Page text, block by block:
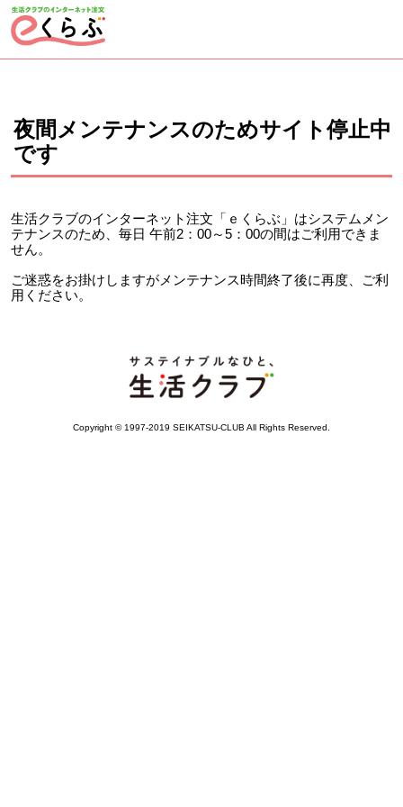
ページの先頭です。
夜間メンテナンスのためサイト停止中
です
生活クラブのインターネット注文「ｅくらぶ」はシステムメン
テナンスのため、毎日 午前2：00～5：00の間はご利用できま
せん。
ご迷惑をお掛けしますがメンテナンス時間終了後に再度、ご利
用ください。
Copyright © 1997-2019 SEIKATSU-CLUB All Rights Reserved.